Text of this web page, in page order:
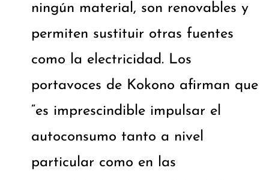
ningún material, son renovables y
permiten sustituir otras fuentes
como la electricidad. Los
portavoces de Kokono afirman que
“es imprescindible impulsar el
autoconsumo tanto a nivel
particular como en las